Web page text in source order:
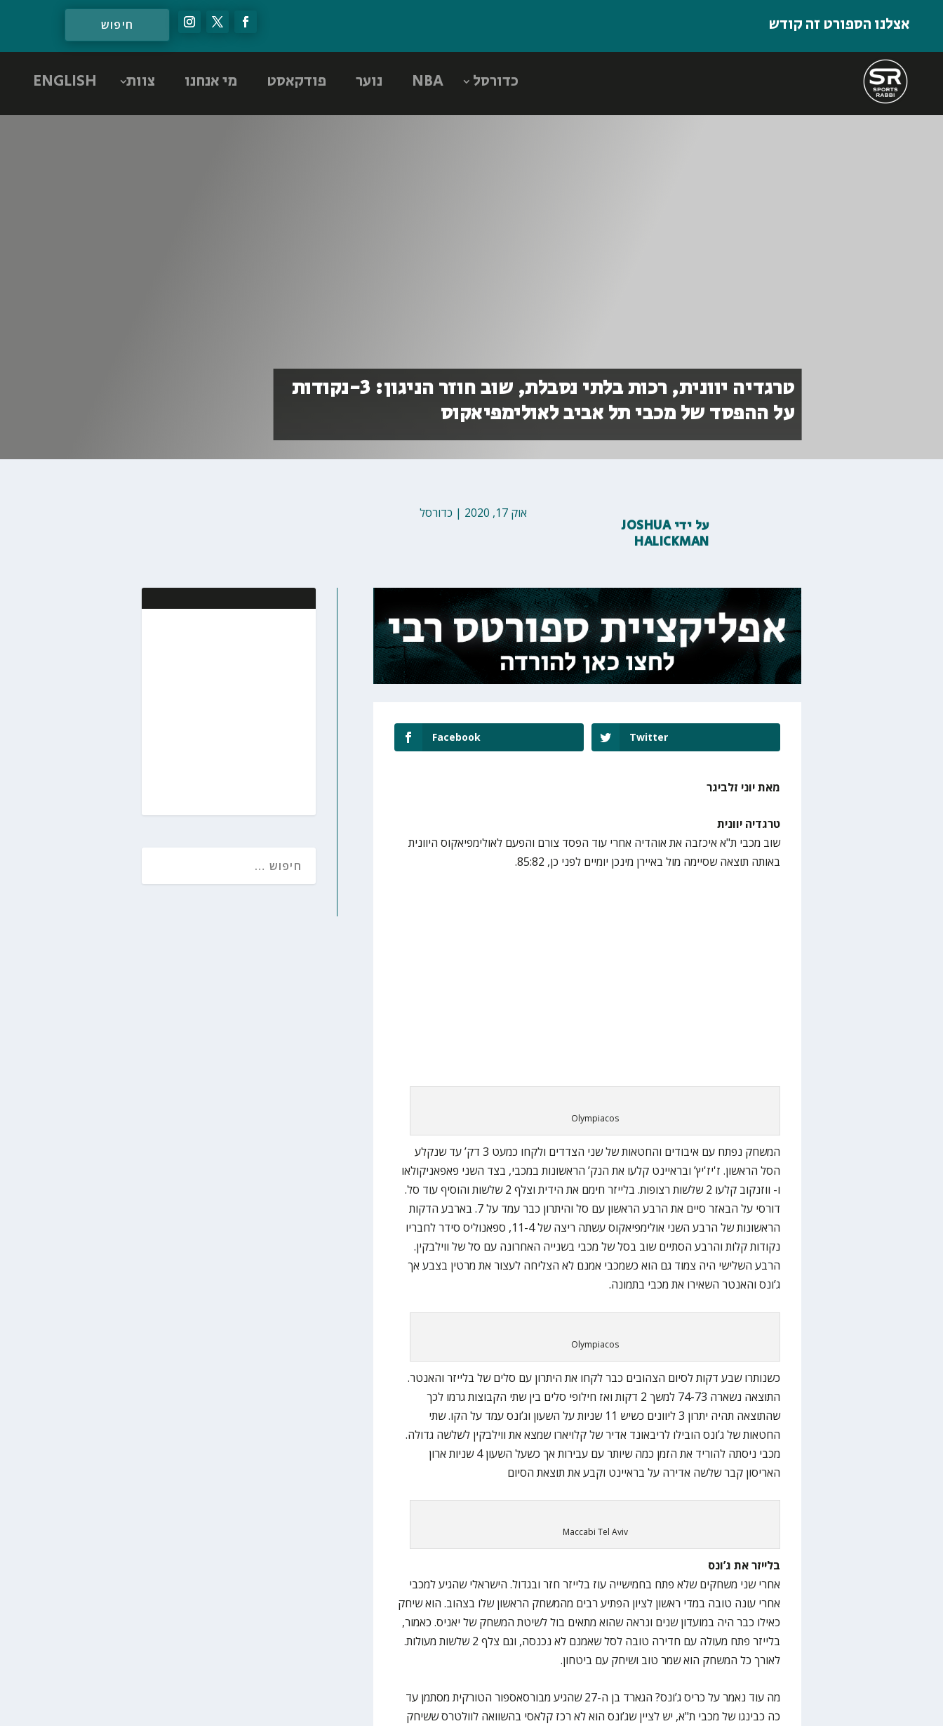
אצלנו הספורט זה קודש
כדורסל NBA נוער פודקאסט מי אנחנו צוות ENGLISH
טרגדיה יוונית, רכות בלתי נסבלת, שוב חוזר הניגון: 3-נקודות
על ההפסד של מכבי תל אביב לאולימפיאקוס
אוק 17, 2020 | כדורסל
על ידיJOSHUA
HALICKMAN
Facebook Twitter
מאת יוני זלביגר
טרגדיה יוונית
שוב מכבי ת"א איכזבה את אוהדיה אחרי עוד הפסד צורם והפעם לאולימפיאקוס היוונית
באותה תוצאה שסיימה מול באיירן מינכן יומיים לפני כן, 85:82.
Olympiacos
המשחק נפתח עם איבודים והחטאות של שני הצדדים ולקחו כמעט 3 דק’ עד שנקלע
הסל הראשון. ז'יז'יץ’ ובראיינט קלעו את הנק’ הראשונות במכבי, בצד השני פאפאניקולאו
ו- ווזנקוב קלעו 2 שלשות רצופות. בלייזר חימם את הידית וצלף 2 שלשות והוסיף עוד סל.
דורסי על הבאזר סיים את הרבע הראשון עם סל והיתרון כבר עמד על 7. בארבע הדקות
הראשונות של הרבע השני אולימפיאקוס עשתה ריצה של 11-4, ספאנוליס סידר לחבריו
נקודות קלות והרבע הסתיים שוב בסל של מכבי בשנייה האחרונה עם סל של ווילבקין.
הרבע השלישי היה צמוד גם הוא כשמכבי אמנם לא הצליחה לעצור את מרטין בצבע אך
ג’ונס והאנטר השאירו את מכבי בתמונה.
Olympiacos
כשנותרו שבע דקות לסיום הצהובים כבר לקחו את היתרון עם סלים של בלייזר והאנטר.
התוצאה נשארה 74-73 למשך 2 דקות ואז חילופי סלים בין שתי הקבוצות גרמו לכך
שהתוצאה תהיה יתרון 3 ליוונים כשיש 11 שניות על השעון וג’ונס עמד על הקו. שתי
החטאות של ג’ונס הובילו לריבאונד אדיר של קלויארו שמצא את ווילבקין לשלשה גדולה.
מכבי ניסתה להוריד את הזמן כמה שיותר עם עבירות אך כשעל השעון 4 שניות ארון
האריסון קבר שלשה אדירה על בראיינט וקבע את תוצאת הסיום
Maccabi Tel Aviv
בלייזר את ג’ונס
אחרי שני משחקים שלא פתח בחמישייה עוז בלייזר חזר ובגדול. הישראלי שהגיע למכבי
אחרי עונה טובה במדי ראשון לציון הפתיע רבים מהמשחק הראשון שלו בצהוב. הוא שיחק
כאילו כבר היה במועדון שנים ונראה שהוא מתאים בול לשיטת המשחק של יאניס. כאמור,
בלייזר פתח מעולה עם חדירה טובה לסל שאמנם לא נכנסה, וגם צלף 2 שלשות מעולות.
לאורך כל המשחק הוא שמר טוב ושיחק עם ביטחון.
מה עוד נאמר על כריס ג’ונס? הגארד בן ה-27 שהגיע מבורסאספור הטורקית מסתמן עד
כה כבינגו של מכבי ת"א, יש לציין שג’ונס הוא לא רכז קלאסי בהשוואה לוולטרס ששיחק